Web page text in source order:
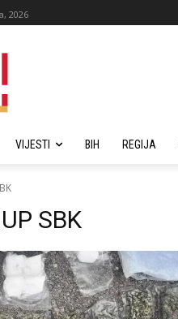
2026
VIJESTI BIH REGIJA
SBK